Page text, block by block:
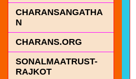
CHARANSANGATHA
N
CHARANS.ORG
SONALMAATRUST-
RAJKOT